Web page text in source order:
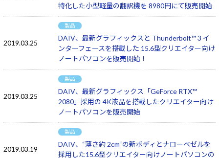
特化した小型軽量の翻訳機を 8980円にて販売開始
2019.03.25
製品
DAIV、最新グラフィックスと Thunderbolt™ 3 イ
ンターフェースを搭載した 15.6型クリエイター向け
ノートパソコンを販売開始！
2019.03.25
製品
DAIV、最新グラフィックス「GeForce RTX™
2080」採用の 4K液晶を搭載したクリエイター向け
ノートパソコンを販売開始
2019.03.19
製品
DAIV、“薄さ約 2cm“の新ボディとナローベゼルを
採用した15.6型クリエイター向けノートパソコンの